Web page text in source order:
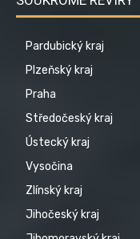
Pardubický kraj
Plzeňský kraj
Praha
Středočeský kraj
Ústecký kraj
Vysočina
Zlínský kraj
Jihočeský kraj